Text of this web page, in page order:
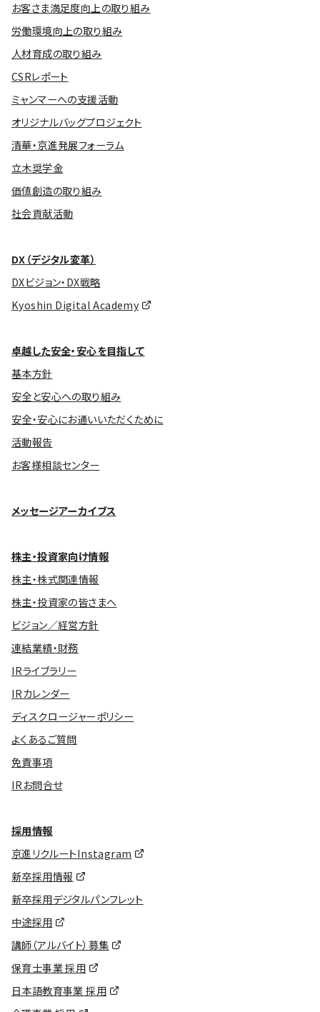
お客さま満足度向上の取り組み
労働環境向上の取り組み
人材育成の取り組み
CSRレポート
ミャンマーへの支援活動
オリジナルバッグプロジェクト
清華・京進発展フォーラム
立木奨学金
価値創造の取り組み
社会貢献活動
DX（デジタル変革）
DXビジョン・DX戦略
Kyoshin Digital Academy
卓越した安全・安心を目指して
基本方針
安全と安心への取り組み
安全・安心にお通いいただくために
活動報告
お客様相談センター
メッセージアーカイブス
株主・投資家向け情報
株主・株式関連情報
株主・投資家の皆さまへ
ビジョン／経営方針
連結業績・財務
IRライブラリー
IRカレンダー
ディスクロージャーポリシー
よくあるご質問
免責事項
IRお問合せ
採用情報
京進リクルートInstagram
新卒採用情報
新卒採用デジタルパンフレット
中途採用
講師（アルバイト）募集
保育士事業 採用
日本語教育事業 採用